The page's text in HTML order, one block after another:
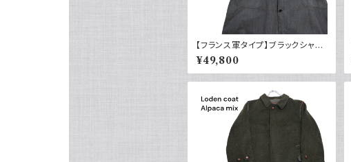
【フランス軍タイプ】ブラックシャン
ブレーコート トップボタン 40～50
s
¥49,800